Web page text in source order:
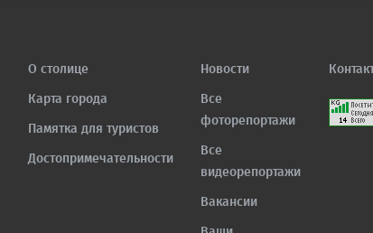
О столице
Карта города
Памятка для туристов
Достопримечательности
Новости
Все
фоторепортажи
Все
видеорепортажи
Вакансии